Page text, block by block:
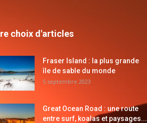
choix d'articles
Fraser Island : la plus grande
île de sable du monde
5 septembre 2023
Great Ocean Road : une route
entre surf, koalas et paysages...